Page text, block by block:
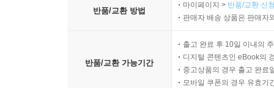
반품/교환 방법
마이페이지 > 반품/교환 신
판매자 배송 상품은 판매자
반품/교환 가능기간
출고 완료 후 10일 이내의
디지털 콘텐츠인 eBook의
중고상품의 경우 출고 완료
모바일 쿠폰의 경우 유효기